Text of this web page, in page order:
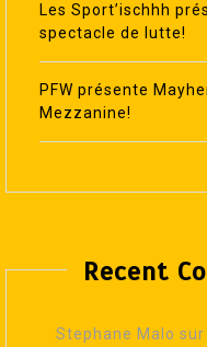
Les Sport’ischhh
spectacle de lutte!
PFW présente
Mezzanine!
Recent
Stephane Malo sur